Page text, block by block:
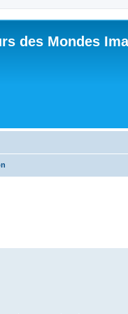
des Mondes